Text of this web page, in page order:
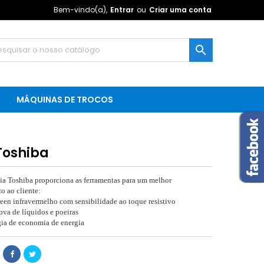
Bem-vindo(a), Entrar ou Criar uma conta

MÁQUINAS DE TROCOS
Toshiba proporciona as ferramentas para um melhor
ao cliente:
infravermelho com sensibilidade ao toque resistivo
de líquidos e poeiras
de economia de energia